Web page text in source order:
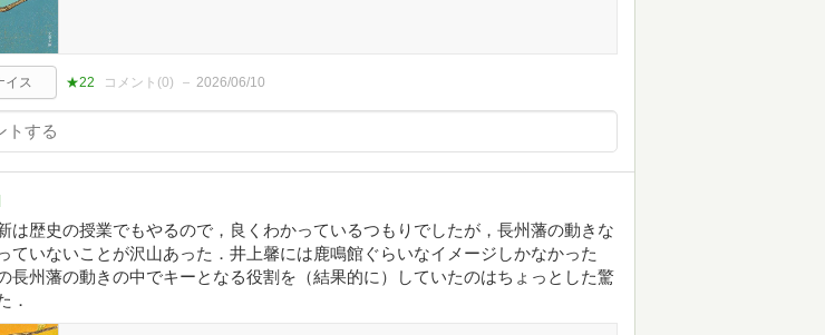
イス ★22 コメント(0) 2026/06/10
は歴史の授業でもやるので，良くわかっているつもりでしたが，長州藩の動きな
ていないことが沢山あった．井上馨には鹿鳴館ぐらいなイメージしかなかった
長州藩の動きの中でキーとなる役割を（結果的に）していたのはちょっとした驚
．